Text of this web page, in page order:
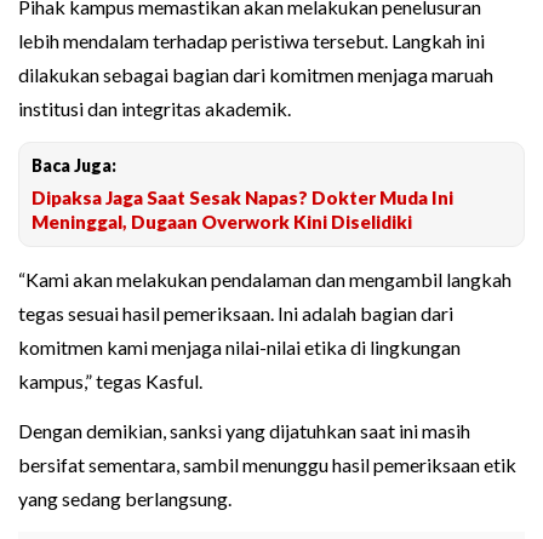
Pihak kampus memastikan akan melakukan penelusuran
lebih mendalam terhadap peristiwa tersebut. Langkah ini
dilakukan sebagai bagian dari komitmen menjaga maruah
institusi dan integritas akademik.
Baca Juga:
Dipaksa Jaga Saat Sesak Napas? Dokter Muda Ini
Meninggal, Dugaan Overwork Kini Diselidiki
“Kami akan melakukan pendalaman dan mengambil langkah
tegas sesuai hasil pemeriksaan. Ini adalah bagian dari
komitmen kami menjaga nilai-nilai etika di lingkungan
kampus,” tegas Kasful.
Dengan demikian, sanksi yang dijatuhkan saat ini masih
bersifat sementara, sambil menunggu hasil pemeriksaan etik
yang sedang berlangsung.